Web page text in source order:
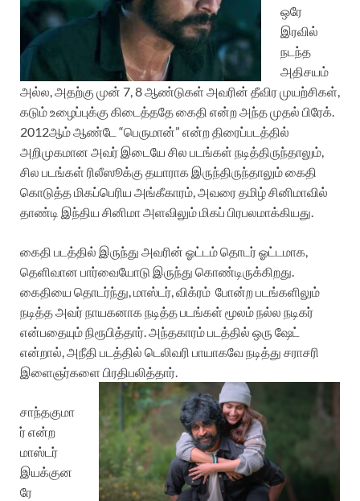
ஒரே
இரவில்
நடந்த
அதிசயம்
அல்ல, அதற்கு முன் 7, 8 ஆண்டுகள் அவரின் தீவிர முயற்சிகள்,
கடும் உழைப்புக்கு கிடைத்ததே கைதி என்ற அந்த முதல் பிரேக்.
2012ஆம் ஆண்டே “பெருமான்” என்ற திரைப்படத்தில்
அறிமுகமான அவர் இடையே சில படங்கள் நடித்திருந்தாலும்,
சில படங்கள் ரிலீஸூக்கு தயாராக இருந்திருந்தாலும் கைதி
கொடுத்த மிகப்பெரிய அங்கீகாரம், அவரை தமிழ் சினிமாவில்
தாண்டி இந்திய சினிமா அளவிலும் மிகப் பிரபலமாக்கியது.
கைதி படத்தில் இருந்து அவரின் ஓட்டம் தொடர் ஓட்டமாக,
தெளிவான பார்வையோடு இருந்து கொண்டிருக்கிறது.
கைதியை தொடர்ந்து, மாஸ்டர், விக்ரம் போன்ற படங்களிலும்
நடித்த அவர் நாயகனாக நடித்த படங்கள் மூலம் நல்ல நடிகர்
என்பதையும் நிரூபித்தார். அந்தகாரம் படத்தில் ஒரு ஷேட்
என்றால், அநீதி படத்தில் டெலிவரி பாயாகவே நடித்து சராசரி
இளைஞர்களை பிரதிபலித்தார்.
சாந்தகுமா
ர் என்ற
மாஸ்டர்
இயக்குன
ரே